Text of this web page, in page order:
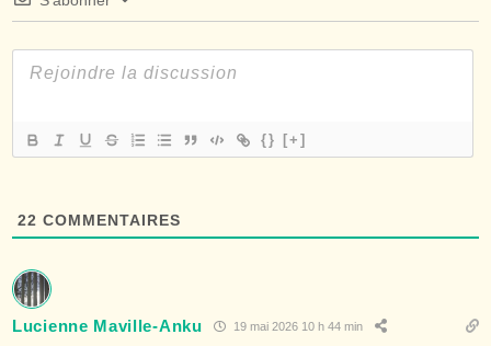
{} [+]
22 COMMENTAIRES
Lucienne Maville-Anku 19 mai 2026 10 h 44 min